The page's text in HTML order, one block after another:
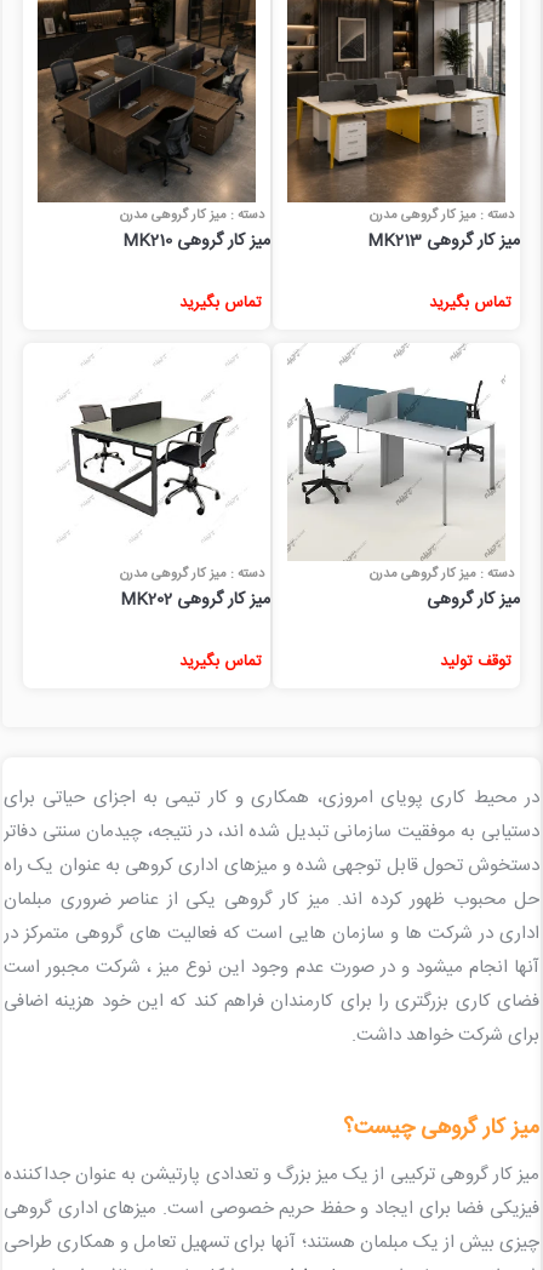
دسته : میز کار گروهی مدرن
میز کار گروهی MK213
تماس بگیرید
دسته : میز کار گروهی مدرن
میز کار گروهی MK210
تماس بگیرید
دسته : میز کار گروهی مدرن
میز کار گروهی
توقف تولید
دسته : میز کار گروهی مدرن
میز کار گروهی MK202
تماس بگیرید
در محیط کاری پویای امروزی، همکاری و کار تیمی به اجزای حیاتی برای
دستیابی به موفقیت سازمانی تبدیل شده اند، در نتیجه، چیدمان سنتی دفاتر
دستخوش تحول قابل توجهی شده و میزهای اداری کروهی به عنوان یک راه
حل محبوب ظهور کرده اند. میز کار گروهی یکی از عناصر ضروری مبلمان
اداری در شرکت ها و سازمان هایی است که فعالیت های گروهی متمرکز در
آنها انجام میشود و در صورت عدم وجود این نوع میز ، شرکت مجبور است
فضای کاری بزرگتری را برای کارمندان فراهم کند که این خود هزینه اضافی
برای شرکت خواهد داشت.
میز کار گروهی چیست؟
میز کار گروهی ترکیبی از یک میز بزرگ و تعدادی پارتیشن به عنوان جداکننده
فیزیکی فضا برای ایجاد و حفظ حریم خصوصی است. میزهای اداری گروهی
چیزی بیش از یک مبلمان هستند؛ آنها برای تسهیل تعامل و همکاری طراحی